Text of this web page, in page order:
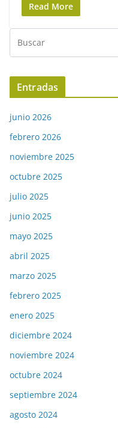
Read More
Entradas
junio 2026
febrero 2026
noviembre 2025
octubre 2025
julio 2025
junio 2025
mayo 2025
abril 2025
marzo 2025
febrero 2025
enero 2025
diciembre 2024
noviembre 2024
octubre 2024
septiembre 2024
agosto 2024